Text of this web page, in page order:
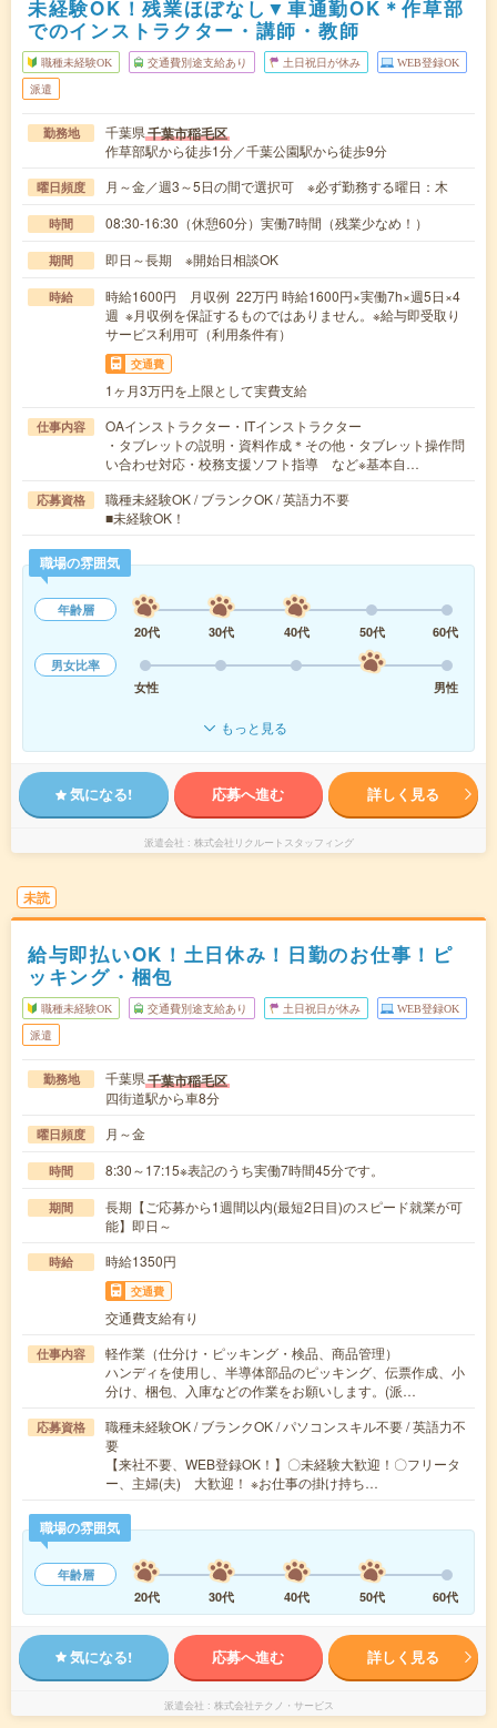
未経験OK！残業ほぼなし▼車通勤OK＊作草部
でのインストラクター・講師・教師
職種未経験OK 交通費別途支給あり 土日祝日が休み WEB登録OK
派遣
勤務地 千葉県千葉市稲毛区
作草部駅から徒歩1分／千葉公園駅から徒歩9分
曜日頻度 月～金／週3～5日の間で選択可 ※必ず勤務する曜日：木
時間 08:30-16:30（休憩60分）実働7時間（残業少なめ！）
期間 即日～長期 ※開始日相談OK
時給
時給1600円 月収例 22万円 時給1600円×実働7h×週5日×4
週 ※月収例を保証するものではありません。※給与即受取り
サービス利用可（利用条件有）
交通費
1ヶ月3万円を上限として実費支給
仕事内容
OAインストラクター・ITインストラクター
・タブレットの説明・資料作成＊その他・タブレット操作問
い合わせ対応・校務支援ソフト指導 など※基本自…
応募資格
職種未経験OK / ブランクOK / 英語力不要
■未経験OK！
職場の雰囲気
年齢層
20代
30代 40代 50代
60代
男女比率
女性
男性
もっと見る
気になる! 応募へ進む 詳しく見る
派遣会社 株式会社リクルートスタッフィング
未読
給与即払いOK！土日休み！日勤のお仕事！ピ
ッキング・梱包
職種未経験OK 交通費別途支給あり 土日祝日が休み WEB登録OK
派遣
勤務地 千葉県千葉市稲毛区
四街道駅から車8分
曜日頻度 月～金
時間 8:30～17:15※表記のうち実働7時間45分です。
期間
長期【ご応募から1週間以内(最短2日目)のスピード就業が可
能】即日～
時給 時給1350円
交通費
交通費支給有り
仕事内容
軽作業（仕分け・ピッキング・検品、商品管理）
ハンディを使用し、半導体部品のピッキング、伝票作成、小
分け、梱包、入庫などの作業をお願いします。(派…
応募資格
職種未経験OK / ブランクOK / パソコンスキル不要 / 英語力不
要
【来社不要、WEB登録OK！】〇未経験大歓迎！〇フリータ
ー、主婦(夫) 大歓迎！ ※お仕事の掛け持ち…
職場の雰囲気
年齢層
20代
30代 40代 50代 60代
気になる! 応募へ進む 詳しく見る
派遣会社 株式会社テクノ・サービス